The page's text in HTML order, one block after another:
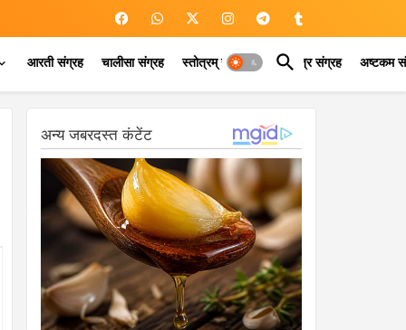
आरती संग्रह चालीसा संग्रह स्तोत्रम् संग्रह कवच मंत्र संग्रह अष्टकम